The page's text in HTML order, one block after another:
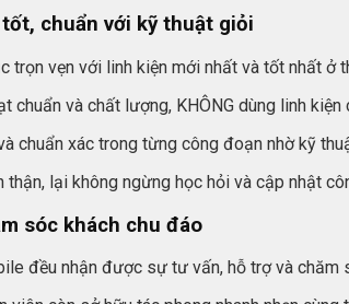
chuẩn với kỹ thuật giỏi
vẹn với linh kiện mới nhất và tốt nhất ở
và chất lượng, KHÔNG dùng linh kiện
chuẩn xác trong từng công đoạn nhờ kỹ
lại không ngừng học hỏi và cập nhật
sóc khách chu đáo
đều nhận được sự tư vấn, hỗ trợ và chăm